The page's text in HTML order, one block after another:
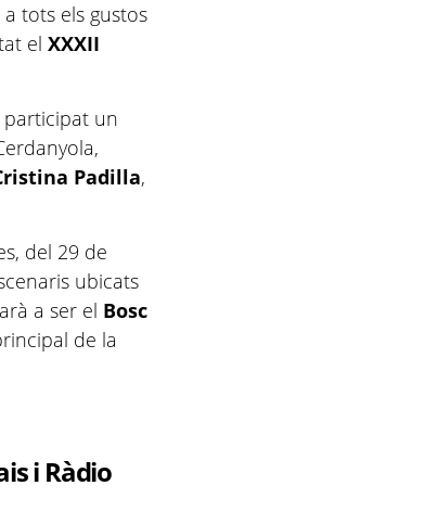
tots els gustos
elXXXII
participat un
Padilla,
del 29 de
ubicats
a ser el Bosc
de la
i Ràdio